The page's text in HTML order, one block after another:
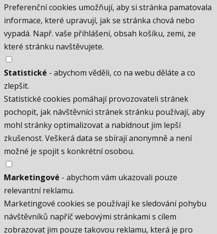
Preferenční cookies umožňují, aby si stránka pamatovala
informace, které upravují, jak se stránka chová nebo
vypadá. Např. vaše přihlášení, obsah košíku, zemi, ze
které stránku navštěvujete.
Statistické - abychom věděli, co na webu děláte a co
zlepšit.
Statistické cookies pomáhají provozovateli stránek
pochopit, jak návštěvníci stránek stránku používají, aby
mohl stránky optimalizovat a nabídnout jim lepší
zkušenost. Veškerá data se sbírají anonymně a není
možné je spojit s konkrétní osobou.
Marketingové - abychom vám ukazovali pouze
relevantní reklamu.
Marketingové cookies se používají ke sledování pohybu
návštěvníků napříč webovými stránkami s cílem
zobrazovat jim pouze takovou reklamu, která je pro